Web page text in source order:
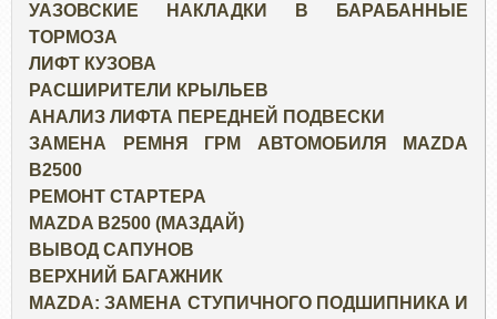
УАЗОВСКИЕ НАКЛАДКИ В БАРАБАННЫЕ
ТОРМОЗА
ЛИФТ КУЗОВА
РАСШИРИТЕЛИ КРЫЛЬЕВ
АНАЛИЗ ЛИФТА ПЕРЕДНЕЙ ПОДВЕСКИ
ЗАМЕНА РЕМНЯ ГРМ АВТОМОБИЛЯ MAZDA
B2500
РЕМОНТ СТАРТЕРА
MAZDA B2500 (МАЗДАЙ)
ВЫВОД САПУНОВ
ВЕРХНИЙ БАГАЖНИК
MAZDA: ЗАМЕНА СТУПИЧНОГО ПОДШИПНИКА И